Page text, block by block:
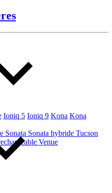
Ioniq 5 Ioniq 9 Kona Kona
Sonata Sonata hybride Tucson
Venue